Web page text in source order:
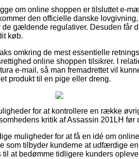
om online shoppen er tilsluttet e-
den officielle danske
gældende regulativer. Desuden får
køb.
omkring de mest essentielle
online shoppen tilsikrer. I
e-mail, så man fremadrettet vil
produkt til en pige eller dreng.
for at kontrollere en række
kritik af Assassin 201LH
muligheder for at få en idé om
som tilbyder kunderne at udfærdige
at bedømme tidligere kunders